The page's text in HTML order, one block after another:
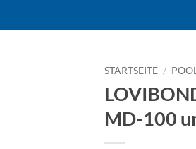
STARTSEITE /
MD-100